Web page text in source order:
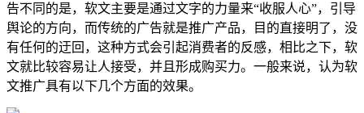
告不同的是，软文主要是通过文字的力量来“收服人心”，引导
舆论的方向，而传统的广告就是推广产品，目的直接明了，没
有任何的迂回，这种方式会引起消费者的反感，相比之下，软
文就比较容易让人接受，并且形成购买力。一般来说，认为软
文推广具有以下几个方面的效果。